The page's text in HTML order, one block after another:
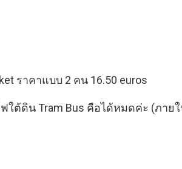
ราคาแบบ 2 คน 16.50 euros
ใต้ดิน Tram Bus คือได้หมดค่ะ (ภายใ